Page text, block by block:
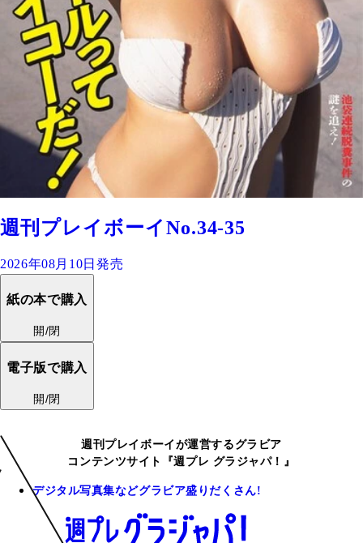
週刊プレイボーイNo.34-35
2026年08月10日発売
紙の本で購入
開/閉
電子版で購入
開/閉
週刊プレイボーイが運営するグラビア
コンテンツサイト『週プレ グラジャパ！』
デジタル写真集などグラビア盛りだくさん!